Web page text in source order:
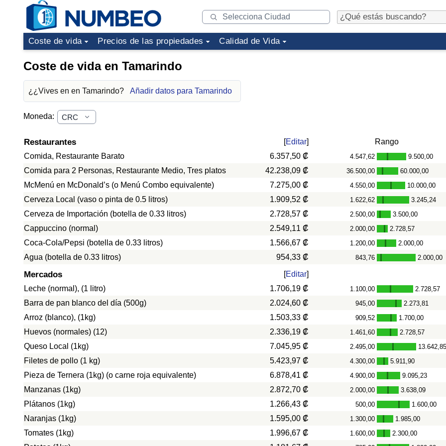
Coste de vida Precios de las propiedades Calidad de Vida
Coste de vida en Tamarindo
¿¿Vives en en Tamarindo? Añadir datos para Tamarindo
Moneda:
Restaurantes [Editar]
Rango
Comida, Restaurante Barato
6.357,50 ₡ 4.547,62 - 9.500,00
Comida para 2 Personas, Restaurante Medio, Tres platos 42.238,09 ₡ 36.500,00 - 60.000,00
McMenú en McDonald’s (o Menú Combo equivalente) 7.275,00 ₡ 4.550,00 - 10.000,00
Cerveza Local (vaso o pinta de 0.5 litros) 1.909,52 ₡ 1.622,62 - 3.245,24
Cerveza de Importación (botella de 0.33 litros) 2.728,57 ₡ 2.500,00 - 3.500,00
Cappuccino (normal) 2.549,11 ₡ 2.000,00 - 2.728,57
Coca-Cola/Pepsi (botella de 0.33 litros) 1.566,67 ₡ 1.200,00 - 2.000,00
Agua (botella de 0.33 litros) 954,33 ₡ 843,76 - 2.000,00
Mercados [Editar]
Leche (normal), (1 litro)
1.706,19 ₡ 1.100,00 - 2.728,57
Barra de pan blanco del día (500g) 2.024,60 ₡ 945,00 - 2.273,81
Arroz (blanco), (1kg) 1.503,33 ₡ 909,52 - 1.700,00
Huevos (normales) (12) 2.336,19 ₡ 1.461,60 - 2.728,57
Queso Local (1kg) 7.045,95 ₡ 2.495,00 -
Filetes de pollo (1 kg) 5.423,97 ₡ 4.300,00 - 5.911,90
Pieza de Ternera (1kg) (o carne roja equivalente) 6.878,41 ₡ 4.900,00 - 9.095,23
Manzanas (1kg) 2.872,70 ₡ 2.000,00 - 3.638,09
Plátanos (1kg) 1.266,43 ₡ 500,00 - 1.600,00
Naranjas (1kg) 1.595,00 ₡ 1.300,00 - 1.985,00
Tomates (1kg) 1.996,67 ₡ 1.600,00 - 2.300,00